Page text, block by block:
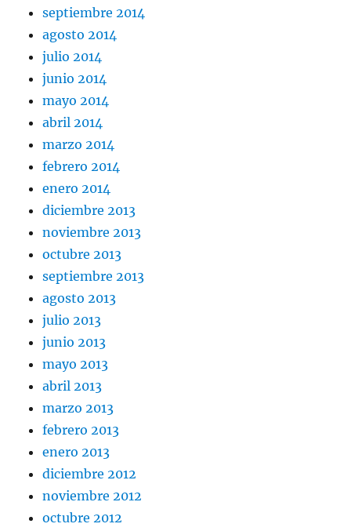
septiembre 2014
agosto 2014
julio 2014
junio 2014
mayo 2014
abril 2014
marzo 2014
febrero 2014
enero 2014
diciembre 2013
noviembre 2013
octubre 2013
septiembre 2013
agosto 2013
julio 2013
junio 2013
mayo 2013
abril 2013
marzo 2013
febrero 2013
enero 2013
diciembre 2012
noviembre 2012
octubre 2012